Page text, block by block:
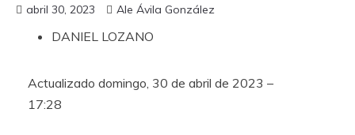
abril 30, 2023 Ale Ávila González
DANIEL LOZANO
Actualizado domingo, 30 de abril de 2023 –
17:28